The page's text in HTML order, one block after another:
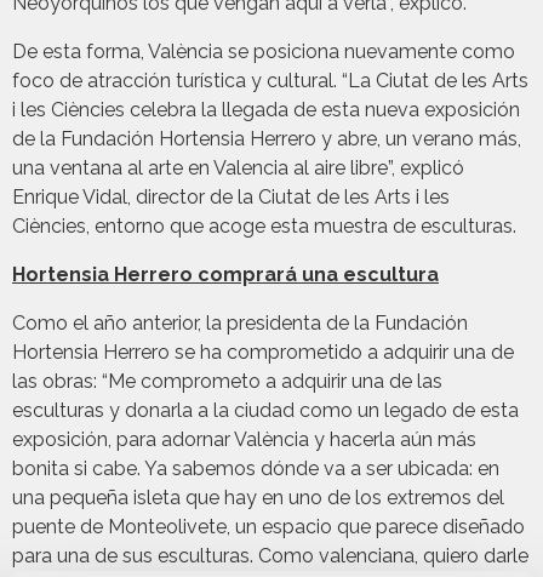
De esta forma, València se posiciona nuevamente como
foco de atracción turística y cultural. “La Ciutat de les Arts
i les Ciències celebra la llegada de esta nueva exposición
de la Fundación Hortensia Herrero y abre, un verano más,
una ventana al arte en Valencia al aire libre”, explicó
Enrique Vidal, director de la Ciutat de les Arts i les
Ciències, entorno que acoge esta muestra de esculturas.
Hortensia Herrero comprará una escultura
Como el año anterior, la presidenta de la Fundación
Hortensia Herrero se ha comprometido a adquirir una de
las obras: “Me comprometo a adquirir una de las
esculturas y donarla a la ciudad como un legado de esta
exposición, para adornar València y hacerla aún más
bonita si cabe. Ya sabemos dónde va a ser ubicada: en
una pequeña isleta que hay en uno de los extremos del
puente de Monteolivete, un espacio que parece diseñado
para una de sus esculturas. Como valenciana, quiero darle